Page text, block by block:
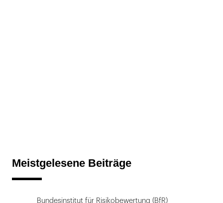
Meistgelesene Beiträge
Bundesinstitut für Risikobewertung (BfR)